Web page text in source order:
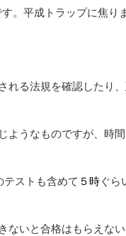
。平成トラップに焦りま
れる法規を確認したり
うなものですが、時間
ストも含めて ５時ぐら
いと合格はもらえない